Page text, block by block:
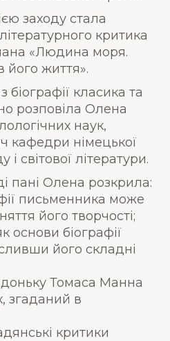
заходу стала
критика
«Людина моря.
життя».
біографії класика та
розповіла Олена
наук,
кафедри німецької
і світової літератури.
пані Олена розкрила:
письменника може
його творчості;
основи біографії
його складні
доньку Томаса Манна
згаданий в
критики